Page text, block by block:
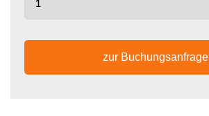
zur Buchungsanfrage